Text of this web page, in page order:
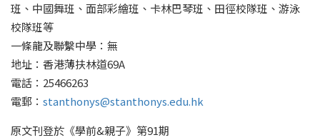
班、中國舞班、面部彩繪班、卡林巴琴班、田徑校隊班、游泳
校隊班等
一條龍及聯繫中學：無
地址：香港薄扶林道69A
電話：25466263
電郵： stanthonys@stanthonys.edu.hk
原文刊登於《學前&親子》第91期